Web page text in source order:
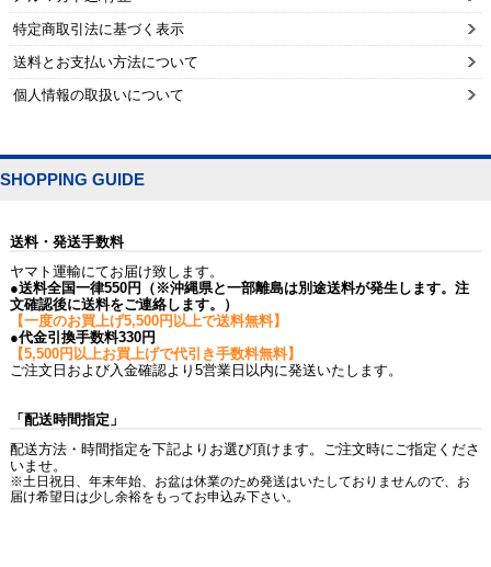
特定商取引法に基づく表示
送料とお支払い方法について
個人情報の取扱いについて
SHOPPING GUIDE
送料・発送手数料
ヤマト運輸にてお届け致します。
●送料全国一律550円（※沖縄県と一部離島は別途送料が発生します。注
文確認後に送料をご連絡します。）
【一度のお買上げ5,500円以上で送料無料】
●代金引換手数料330円
【5,500円以上お買上げで代引き手数料無料】
ご注文日および入金確認より5営業日以内に発送いたします。
「配送時間指定」
配送方法・時間指定を下記よりお選び頂けます。ご注文時にご指定くださ
いませ。
※土日祝日、年末年始、お盆は休業のため発送はいたしておりませんので、お
届け希望日は少し余裕をもってお申込み下さい。